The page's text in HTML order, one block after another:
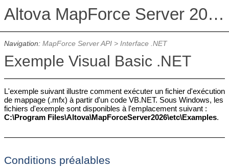
Altova MapForce Server 2026 Advanced Edition
Navigation: MapForce Server API> Interface .NET
Exemple Visual Basic .NET
L'exemple suivant illustre comment exécuter un fichier d'exécution
de mappage (.mfx) à partir d'un code VB.NET. Sous Windows, les
fichiers d'exemple sont disponibles à l'emplacement suivant :
C:\Program Files\Altova\MapForceServer2026\etc\Examples.
Conditions préalables